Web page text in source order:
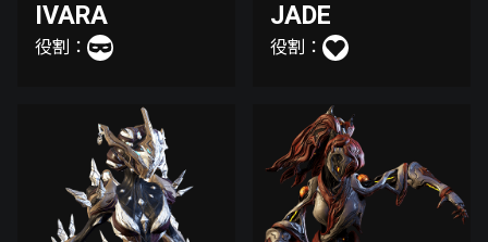
IVARA
役割：
JADE
役割：